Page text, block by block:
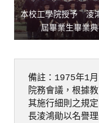
本校工學院授予 淩
屆畢業生畢業
備註：1975年1
院務會議，根據
其施行細則之規
長淩鴻勛以名譽